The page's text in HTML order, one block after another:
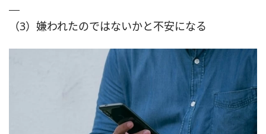
（3）嫌われたのではないかと不安になる